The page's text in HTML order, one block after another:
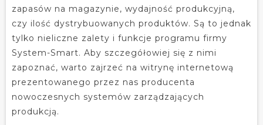
zapasów na magazynie, wydajność produkcyjną,
czy ilość dystrybuowanych produktów. Są to jednak
tylko nieliczne zalety i funkcje programu firmy
System-Smart. Aby szczegółowiej się z nimi
zapoznać, warto zajrzeć na witrynę internetową
prezentowanego przez nas producenta
nowoczesnych systemów zarządzających
produkcją.